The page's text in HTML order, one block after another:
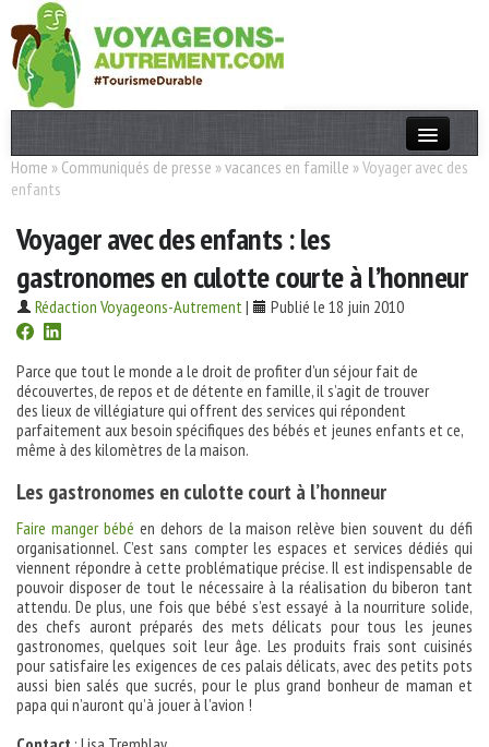
Actualités
Destinations
Acteurs
Thèmes
OK
Home » Communiqués de presse »vacances en famille »Voyager avec des
enfants
Voyager avec des enfants : les
gastronomes en culotte courte à l’honneur
Rédaction Voyageons-Autrement| Publié le 18 juin 2010
Parce que tout le monde a le droit de profiter d’un séjour fait de
découvertes, de repos et de détente en famille, il s’agit de trouver
des lieux de villégiature qui offrent des services qui répondent
parfaitement aux besoin spécifiques des bébés et jeunes enfants et ce,
même à des kilomètres de la maison.
Les gastronomes en culotte court à l’honneur
Faire manger bébé en dehors de la maison relève bien souvent du défi
organisationnel. C’est sans compter les espaces et services dédiés qui
viennent répondre à cette problématique précise. Il est indispensable de
pouvoir disposer de tout le nécessaire à la réalisation du biberon tant
attendu. De plus, une fois que bébé s’est essayé à la nourriture solide,
des chefs auront préparés des mets délicats pour tous les jeunes
gastronomes, quelques soit leur âge. Les produits frais sont cuisinés
pour satisfaire les exigences de ces palais délicats, avec des petits pots
aussi bien salés que sucrés, pour le plus grand bonheur de maman et
papa qui n’auront qu’à jouer à l’avion !